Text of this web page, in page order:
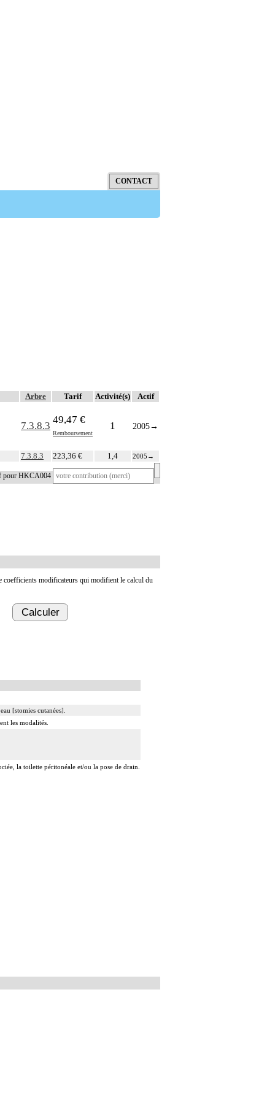
Arbre Tarif Activité(s) Actif
7.3.8.3
49,47 €
Remboursement
1 2005→
7.3.8.3 223,36 € 1,4 2005 →
pour HKCA004
coefficients modificateurs qui modifient le calcul du
Calculer
[stomies cutanées].
les modalités.
la toilette péritonéale et/ou la pose de drain.